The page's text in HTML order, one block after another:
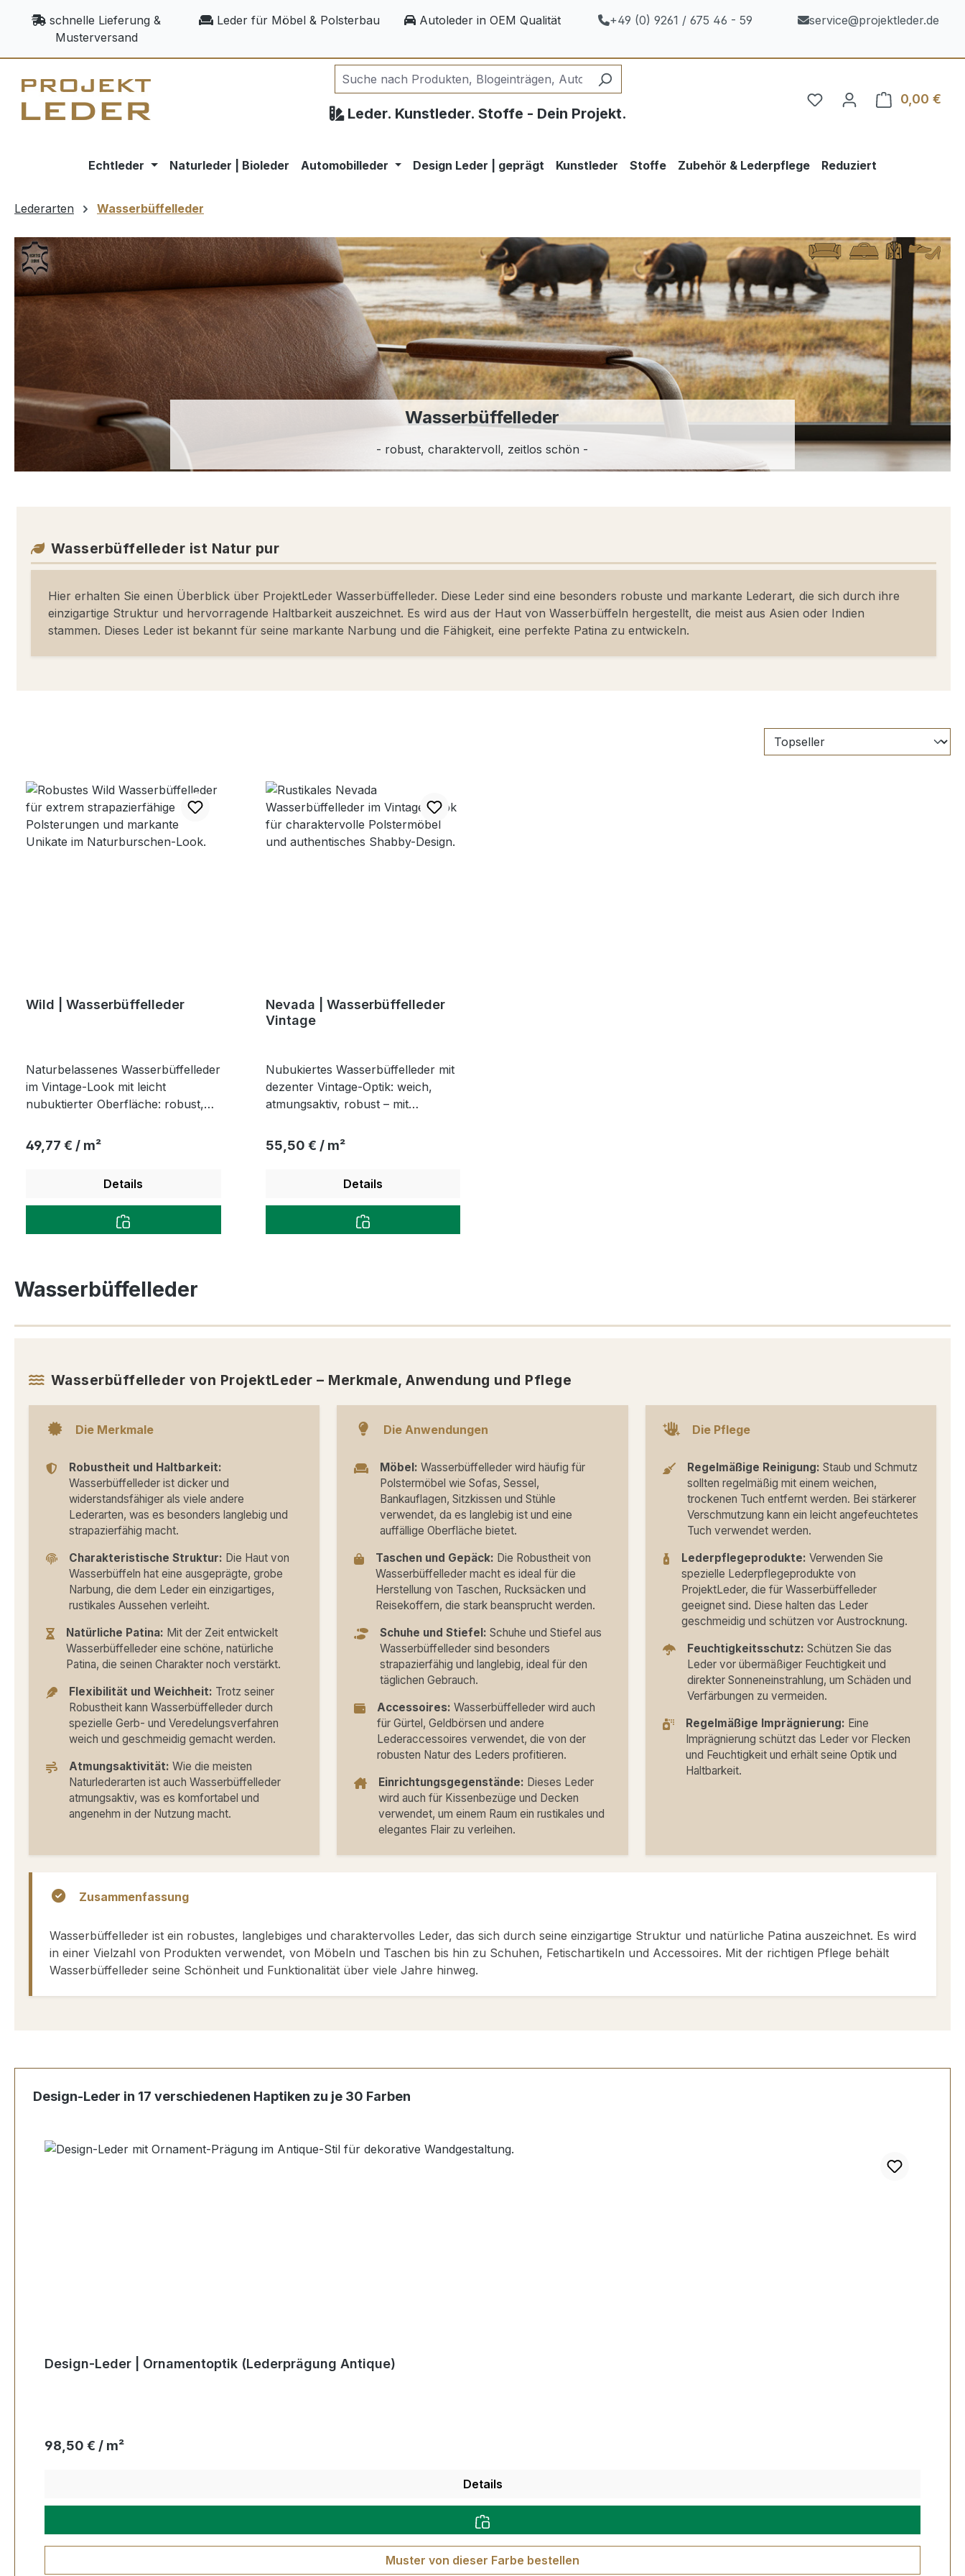
Hauptinhalt springen
Zur Suche springen
Zur Hauptnavigation springen
schnelle Lieferung &
Musterversand
Leder für Möbel & Polsterbau Autoleder in OEM Qualität +49 (0) 9261 / 675 46 - 59 service@projektleder.de
Leder. Kunstleder. Stoffe - Dein Projekt.
0,00 €
Echtleder Naturleder | Bioleder Automobilleder Design Leder | geprägt Kunstleder Stoffe Zubehör & Lederpflege Reduziert
Lederarten Wasserbüffelleder
Wasserbüffelleder
- robust, charaktervoll, zeitlos schön -
Wasserbüffelleder ist Natur pur
Hier erhalten Sie einen Überblick über ProjektLeder Wasserbüffelleder. Diese Leder sind eine besonders robuste und markante Lederart, die sich durch ihre
einzigartige Struktur und hervorragende Haltbarkeit auszeichnet. Es wird aus der Haut von Wasserbüffeln hergestellt, die meist aus Asien oder Indien
stammen. Dieses Leder ist bekannt für seine markante Narbung und die Fähigkeit, eine perfekte Patina zu entwickeln.
Wild | Wasserbüffelleder
Naturbelassenes Wasserbüffelleder
im Vintage-Look mit leicht
nubuktierter Oberfläche: robust,
charaktervoller Patina für Möbel,
Schuhe und Accessoires.
Regulärer Preis:
49,77 € / m²
Details
Nevada | Wasserbüffelleder
Vintage
Nubukiertes Wasserbüffelleder mit
dezenter Vintage-Optik: weich,
atmungsaktiv, robust – mit
Faltenstruktur.
Regulärer Preis:
55,50 € / m²
Details
Wasserbüffelleder
Wasserbüffelleder von ProjektLeder – Merkmale, Anwendung und Pflege
Die Merkmale
Robustheit und Haltbarkeit:
Wasserbüffelleder ist dicker und
widerstandsfähiger als viele andere
Lederarten, was es besonders langlebig und
strapazierfähig macht.
Charakteristische Struktur: Die Haut von
Wasserbüffeln hat eine ausgeprägte, grobe
Narbung, die dem Leder ein einzigartiges,
rustikales Aussehen verleiht.
Natürliche Patina: Mit der Zeit entwickelt
Wasserbüffelleder eine schöne, natürliche
Patina, die seinen Charakter noch verstärkt.
Flexibilität und Weichheit: Trotz seiner
Robustheit kann Wasserbüffelleder durch
spezielle Gerb- und Veredelungsverfahren
weich und geschmeidig gemacht werden.
Atmungsaktivität: Wie die meisten
Naturlederarten ist auch Wasserbüffelleder
atmungsaktiv, was es komfortabel und
angenehm in der Nutzung macht.
Die Anwendungen
Möbel: Wasserbüffelleder wird häufig für
Polstermöbel wie Sofas, Sessel,
Bankauflagen, Sitzkissen und Stühle
verwendet, da es langlebig ist und eine
auffällige Oberfläche bietet.
Taschen und Gepäck: Die Robustheit von
Wasserbüffelleder macht es ideal für die
Herstellung von Taschen, Rucksäcken und
Reisekoffern, die stark beansprucht werden.
Schuhe und Stiefel: Schuhe und Stiefel aus
Wasserbüffelleder sind besonders
strapazierfähig und langlebig, ideal für den
täglichen Gebrauch.
Accessoires: Wasserbüffelleder wird auch
für Gürtel, Geldbörsen und andere
Lederaccessoires verwendet, die von der
robusten Natur des Leders profitieren.
Einrichtungsgegenstände: Dieses Leder
wird auch für Kissenbezüge und Decken
verwendet, um einem Raum ein rustikales und
elegantes Flair zu verleihen.
Die Pflege
Regelmäßige Reinigung: Staub und Schmutz
sollten regelmäßig mit einem weichen,
trockenen Tuch entfernt werden. Bei stärkerer
Verschmutzung kann ein leicht angefeuchtetes
Tuch verwendet werden.
Lederpflegeprodukte: Verwenden Sie
spezielle Lederpflegeprodukte von
ProjektLeder, die für Wasserbüffelleder
geeignet sind. Diese halten das Leder
geschmeidig und schützen vor Austrocknung.
Feuchtigkeitsschutz: Schützen Sie das
Leder vor übermäßiger Feuchtigkeit und
direkter Sonneneinstrahlung, um Schäden und
Verfärbungen zu vermeiden.
Regelmäßige Imprägnierung: Eine
Imprägnierung schützt das Leder vor Flecken
und Feuchtigkeit und erhält seine Optik und
Haltbarkeit.
Zusammenfassung
Wasserbüffelleder ist ein robustes, langlebiges und charaktervolles Leder, das sich durch seine einzigartige Struktur und natürliche Patina auszeichnet. Es wird
in einer Vielzahl von Produkten verwendet, von Möbeln und Taschen bis hin zu Schuhen, Fetischartikeln und Accessoires. Mit der richtigen Pflege behält
Wasserbüffelleder seine Schönheit und Funktionalität über viele Jahre hinweg.
Produktgalerie überspringen
Design-Leder in 17 verschiedenen Haptiken zu je 30 Farben
Design-Leder | Ornamentoptik (Lederprägung Antique)
Regulärer Preis:
98,50 € / m²
Details
Muster von dieser Farbe bestellen